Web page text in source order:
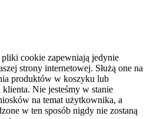
cookie zapewniają jedynie
strony internetowej. Służą one na
produktów w koszyku lub
Nie jesteśmy w stanie
na temat użytkownika, a
w ten sposób nigdy nie zostaną